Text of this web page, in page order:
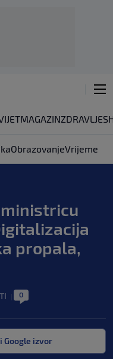
MAGAZINZDRAVLJE
ObrazovanjeVrijeme
propala,
0
Google izvor